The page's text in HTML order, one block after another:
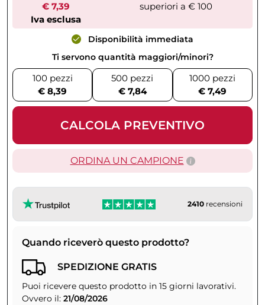
€ 7,39
Iva esclusa
superiori a € 100
Disponibilità immediata
Ti servono quantità maggiori/minori?
100 pezzi
€ 8,39
500 pezzi
€ 7,84
1000 pezzi
€ 7,49
CALCOLA PREVENTIVO
ORDINA UN CAMPIONE
2410 recensioni
Quando riceverò questo prodotto?
SPEDIZIONE GRATIS
Puoi ricevere questo prodotto in 15 giorni lavorativi.
Ovvero il: 21/08/2026